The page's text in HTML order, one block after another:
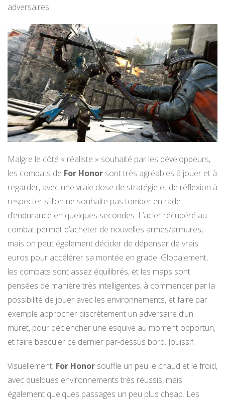
adversaires.
Malgre le côté « réaliste » souhaité par les développeurs,
les combats de For Honor sont très agréables à jouer et à
regarder, avec une vraie dose de stratégie et de réflexion à
respecter si l’on ne souhaite pas tomber en rade
d’endurance en quelques secondes. L’acier récupéré au
combat permet d’acheter de nouvelles armes/armures,
mais on peut également décider de dépenser de vrais
euros pour accélérer sa montée en grade. Globalement,
les combats sont assez équilibrés, et les maps sont
pensées de manière très intelligentes, à commencer par la
possibilité de jouer avec les environnements, et faire par
exemple approcher discrètement un adversaire d’un
muret, pour déclencher une esquive au moment opportun,
et faire basculer ce dernier par-dessus bord. Jouissif.
Visuellement, For Honor souffle un peu le chaud et le froid,
avec quelques environnements très réussis, mais
également quelques passages un peu plus cheap. Les